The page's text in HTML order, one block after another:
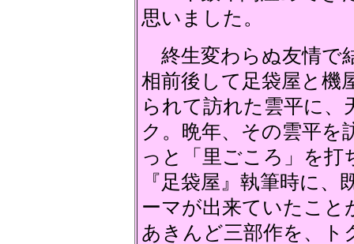
思いました。
終生変わらぬ友情で
相前後して足袋屋と機
られて訪れた雲平に
ク。晩年、その雲平を
っと「里ごころ」を
『足袋屋』執筆時に
ーマが出来ていたこと
あきんど三部作を、ト